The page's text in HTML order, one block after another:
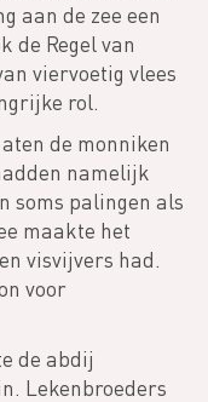
aan de zee een
de Regel van
viervoetig vlees
rol.
de monniken
namelijk
soms palingen als
maakte het
visvijvers had.
voor
de abdij
Lekenbroeders